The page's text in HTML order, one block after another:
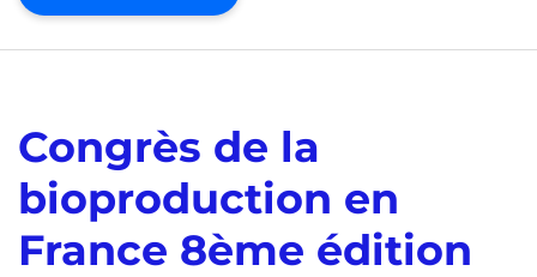
Congrès de la
bioproduction en
France 8ème édition